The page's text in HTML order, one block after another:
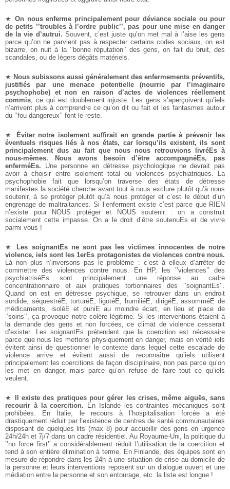
★ On nous enferme principalement pour déviance sociale ou pour
de petits ’’troubles à l’ordre public’’, pas pour une mise en danger
de la vie d’autrui. Souvent, c’est juste qu’on met mal à l’aise les gens
parce qu’on ne parvient pas à respecter certains codes sociaux, on est
bizarre, on nuit à la ’’bonne réputation’’ des gens, on fait du bruit, des
scandales, ou de légers dégâts matériels.
★ Nous subissons aussi généralement des enfermements préventifs,
justifiés par une menace potentielle (nourrie par l’imaginaire
psychophobe) et non en raison d’actes de violences réellement
commis , ce qui est doublement injuste. Les gens s’aperçoivent qu’iels
n’arrivent plus à comprendre ce qu’on dit ou fait et les fantasmes autour
du ’’fou dangereux’’ font le reste.
★ Éviter notre isolement suffirait en grande partie à prévenir les
éventuels risques liés à nos états, car lorsqu’ils existent, ils sont
principalement dus au fait que nous nous retrouvions livréEs à
nous-mêmes. Nous avons besoin d’être accompagnéEs, pas
enferméEs. Une personne en détresse psychologique ne devrait pas
avoir à choisir entre isolement total ou violences psychiatriques. La
psychophobie fait que lorsqu’on traverse des états de détresse
manifestes la société cherche avant tout à nous exclure plutôt qu’à nous
soutenir, à se protéger plutôt qu’à nous protéger et c’est le début d’un
engrenage de maltraitances. Si l’enferment existe c’est parce que RIEN
n’existe pour NOUS protéger et NOUS soutenir : on a construit
socialement cette impasse. On a le droit d’être soutenuEs et de vivre
parmi vous !
★ Les soignantEs ne sont pas les victimes innocentes de notre
violence, iels sont les 1erEs protagonistes de violences contre nous.
Là non plus n’inversons pas le problème : c’est à elleux d’arrêter de
commettre des violences contre nous. En HP, les ’’violences’’ des
psychiatriséEs sont principalement une réponse au cadre
concentrationnaire et aux pratiques tortionnaires des ’’soignantEs’’.
Quand on est en détresse psychique, se retrouver dans un endroit
sordide, séquestréE, torturéE, ligotéE, humiliéE, dirigéE, assomméE de
médicaments, isoléE et puniE au moindre écart, en lieu et place de
’’soins’’, ça provoque notre colère légitime. Si les interventions étaient à
la demande des gens et non forcées, ce climat de violence cesserait
d’exister. Les soignantEs prétendent que la coercition est nécessaire
parce que nous les mettons physiquement en danger, mais en vérité iels
évitent ainsi de questionner le contexte dans lequel cette escalade de
violence arrive et évitent aussi de reconnaître qu’iels utilisent
principalement les coercitions de façon disciplinaire, non pas parce qu’on
les met en danger, mais parce qu’on refuse de faire tout ce qu’iels
veulent.
★ Il existe des pratiques pour gérer les crises, même aiguës, sans
recourir à la coercition. En Islande les contraintes mécaniques sont
prohibées. En Italie, le recours à l’hospitalisation forcée a été
drastiquement réduit par l’existence de centres de santé communautaires
disposant de quelques lits (max 8) pour accueillir des gens en urgence
24h/24h et 7j/7 dans un cadre résidentiel. Au Royaume-Uni, la politique du
’’no force first’’ a considérablement réduit l’utilisation de la coercition et
tend à son entière élimination à terme. En Finlande, des équipes sont en
mesure de répondre dans les 24h à une situation de crise au domicile de
la personne et leurs interventions reposent sur un dialogue ouvert et une
médiation entre la personne et son entourage, etc. la liste est longue !